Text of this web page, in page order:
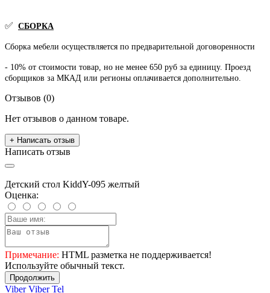
✅ СБОРКА
Сборка мебели осуществляется по предварительной договоренности
- 10% от стоимости товар, но не менее 650 руб за единицу. Проезд
сборщиков за МКАД или регионы оплачивается дополнительно.
Отзывов (0)
Нет отзывов о данном товаре.
+ Написать отзыв
Написать отзыв
Детский стол KiddY-095 желтый
Оценка:
Примечание: HTML разметка не поддерживается!
Используйте обычный текст.
Продолжить
Viber Viber Tel